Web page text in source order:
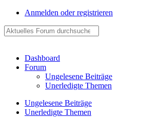
Anmelden oder registrieren
Dashboard
Forum
Ungelesene Beiträge
Unerledigte Themen
Ungelesene Beiträge
Unerledigte Themen